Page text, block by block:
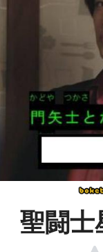
聖闘士